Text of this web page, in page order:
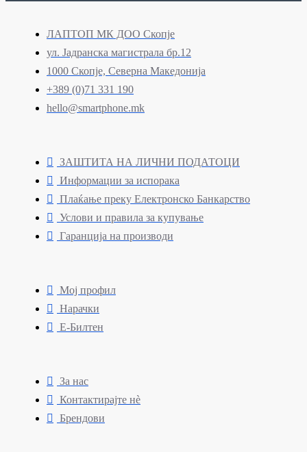
ЛАПТОП МК ДОО Скопје
ул. Јадранска магистрала бр.12
1000 Скопје, Северна Македонија
+389 (0)71 331 190
hello@smartphone.mk
ЗАШТИТА НА ЛИЧНИ ПОДАТОЦИ
Информации за испорака
Плаќање преку Електронско Банкарство
Услови и правила за купување
Гаранција на производи
Мој профил
Нарачки
Е-Билтен
За нас
Контактирајте нè
Брендови